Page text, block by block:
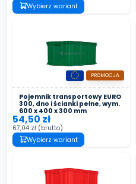
Wybierz wariant
Pojemnik transportowy EURO
300, dno i ścianki pełne, wym.
600 x 400 x 300 mm
PROMOCJA
54,50 zł
67,04 zł (brutto)
Wybierz wariant